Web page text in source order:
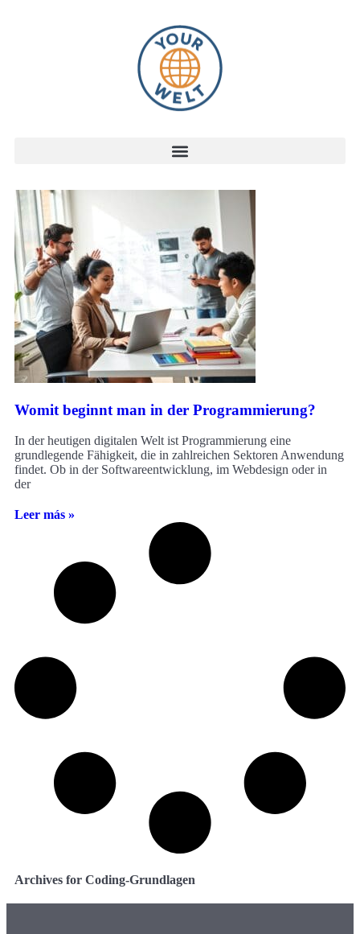
Womit beginnt man in der Programmierung?
In der heutigen digitalen Welt ist Programmierung eine
grundlegende Fähigkeit, die in zahlreichen Sektoren Anwendung
findet. Ob in der Softwareentwicklung, im Webdesign oder in
der
Leer más »
Archives for Coding-Grundlagen